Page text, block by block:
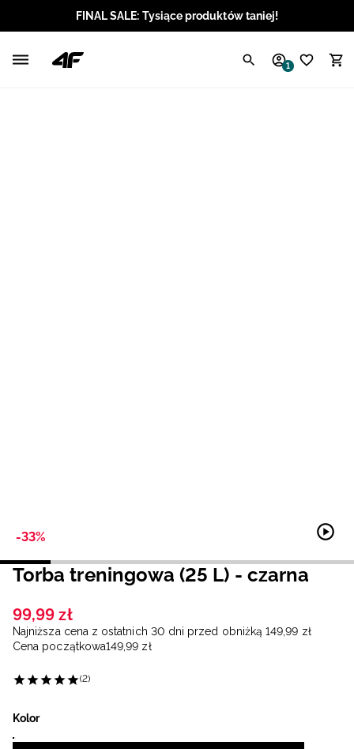
FINAL SALE: Tysiące produktów taniej!
1
-33%
Torba treningowa (25 L) - czarna
99,99 zł
Najniższa cena z ostatnich 30 dni przed obniżką 149,99 zł
Cena początkowa149,99 zł
(2)
Kolor